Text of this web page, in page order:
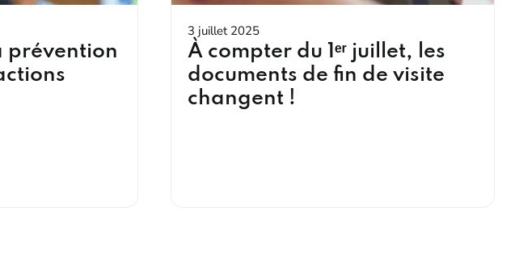
prévention
3 juillet 2025
À compter du 1ᵉʳ juillet, les
documents de fin de visite
changent !